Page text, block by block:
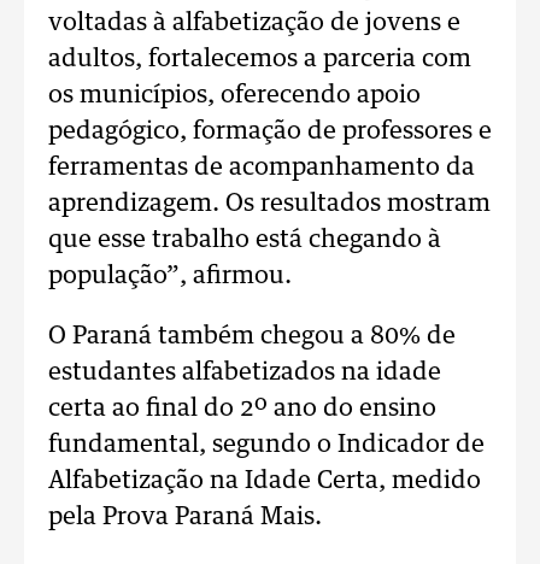
voltadas à alfabetização de jovens e
adultos, fortalecemos a parceria com
os municípios, oferecendo apoio
pedagógico, formação de professores e
ferramentas de acompanhamento da
aprendizagem. Os resultados mostram
que esse trabalho está chegando à
população”, afirmou.
O Paraná também chegou a 80% de
estudantes alfabetizados na idade
certa ao final do 2º ano do ensino
fundamental, segundo o Indicador de
Alfabetização na Idade Certa, medido
pela Prova Paraná Mais.